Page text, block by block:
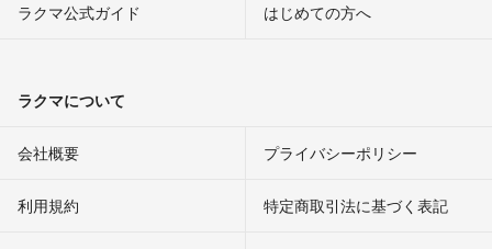
ラクマ公式ガイド はじめての方へ
ラクマについて
会社概要 プライバシーポリシー
利用規約 特定商取引法に基づく表記